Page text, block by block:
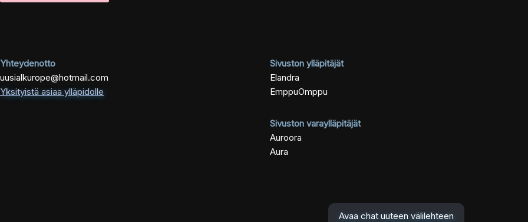
Yhteydenotto
uusialkurope@hotmail.com
Yksityistä asiaa ylläpidolle
Sivuston ylläpitäjät
Elandra
EmppuOmppu
Sivuston varaylläpitäjät
Auroora
Aura
Avaa chat uuteen välilehteen